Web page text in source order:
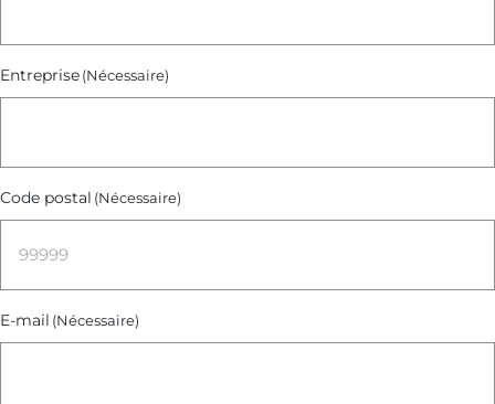
Entreprise(Nécessaire)
Code postal (Nécessaire)
E-mail (Nécessaire)